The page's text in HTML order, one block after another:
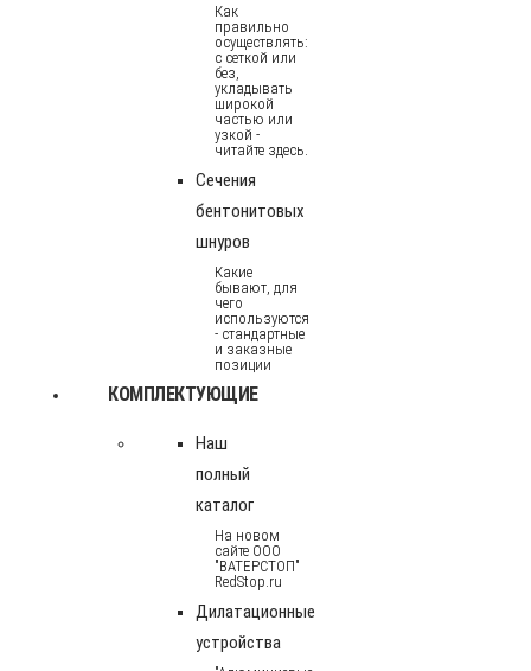
Как
правильно
осуществлять:
с сеткой или
без,
укладывать
широкой
частью или
узкой -
читайте здесь.
Сечения
бентонитовых
шнуров
Какие
бывают, для
чего
используются
- стандартные
и заказные
позиции
КОМПЛЕКТУЮЩИЕ
Наш
полный
каталог
На новом
сайте ООО
"ВАТЕРСТОП"
RedStop.ru
Дилатационные
устройства